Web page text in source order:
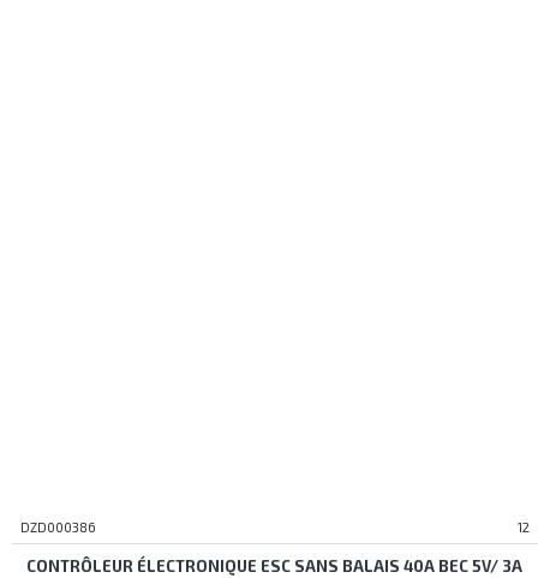
DZD000386 12
CONTRÔLEUR ÉLECTRONIQUE ESC SANS BALAIS 40A BEC 5V/ 3A